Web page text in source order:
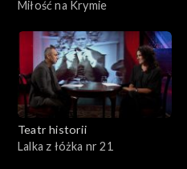
Miłość na Krymie
Teatr historii
Lalka z łóżka nr 21